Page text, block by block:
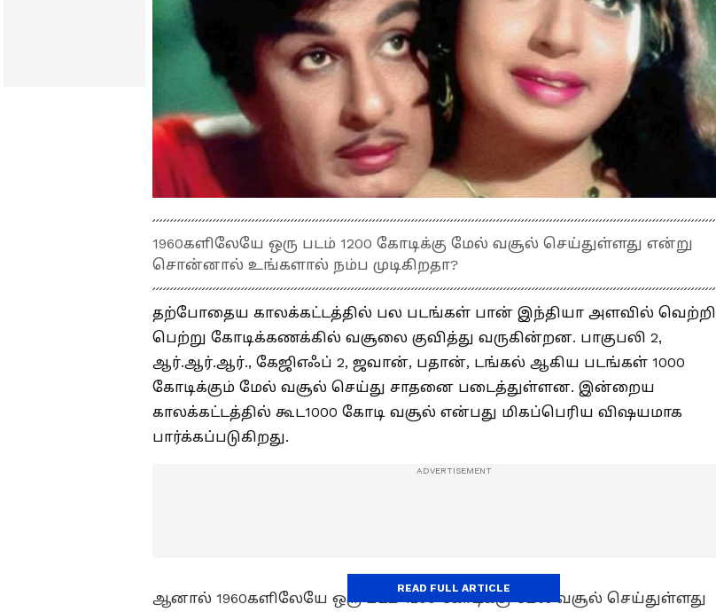
1960களிலேயே ஒரு படம் 1200 கோடிக்கு மேல் வசூல் செய்துள்ளது என்று
சொன்னால் உங்களால் நம்ப முடிகிறதா?
தற்போதைய காலக்கட்டத்தில் பல படங்கள் பான் இந்தியா அளவில் வெற்றி
பெற்று கோடிக்கணக்கில் வசூலை குவித்து வருகின்றன. பாகுபலி 2,
ஆர்.ஆர்.ஆர்., கேஜிஎஃப் 2, ஜவான், பதான், டங்கல் ஆகிய படங்கள் 1000
கோடிக்கும் மேல் வசூல் செய்து சாதனை படைத்துள்ளன. இன்றைய
காலக்கட்டத்தில் கூட1000 கோடி வசூல் என்பது மிகப்பெரிய விஷயமாக
பார்க்கப்படுகிறது.
ஆனால் 1960களிலேயே ஒரு படம் 1200 கோடிக்கு மேல் வசூல் செய்துள்ளது
READ FULL ARTICLE